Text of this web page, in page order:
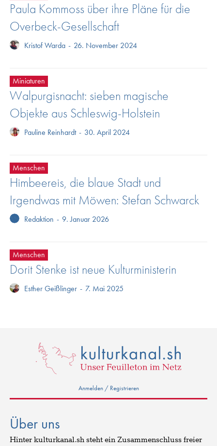
Paula Kommoss über ihre Pläne für die
Overbeck-Gesellschaft
Kristof Warda - 26. November 2024
Miniaturen
Walpurgisnacht: sieben magische
Objekte aus Schleswig-Holstein
Pauline Reinhardt - 30. April 2024
Menschen
Himbeereis, die blaue Stadt und
Irgendwas mit Möwen: Stefan Schwarck
Redaktion - 9. Januar 2026
Menschen
Dorit Stenke ist neue Kulturministerin
Esther Geißlinger - 7. Mai 2025
Anmelden / Registrieren
Über uns
Hinter kulturkanal.sh steht ein Zusammenschluss freier